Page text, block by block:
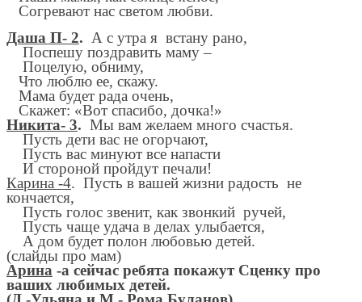
Согревают нас светом любви.
Даша П- 2. А с утра я встану рано,
Поспешу поздравить маму –
Поцелую, обниму,
Что люблю ее, скажу.
Мама будет рада очень,
Скажет: «Вот спасибо, дочка!»
Никита- 3. Мы вам желаем много счастья.
Пусть дети вас не огорчают,
Пусть вас минуют все напасти
И стороной пройдут печали!
Карина -4. Пусть в вашей жизни радость не
кончается,
Пусть голос звенит, как звонкий ручей,
Пусть чаще удача в делах улыбается,
А дом будет полон любовью детей.
(слайды про мам)
Арина -а сейчас ребята покажут Сценку про
ваших любимых детей.